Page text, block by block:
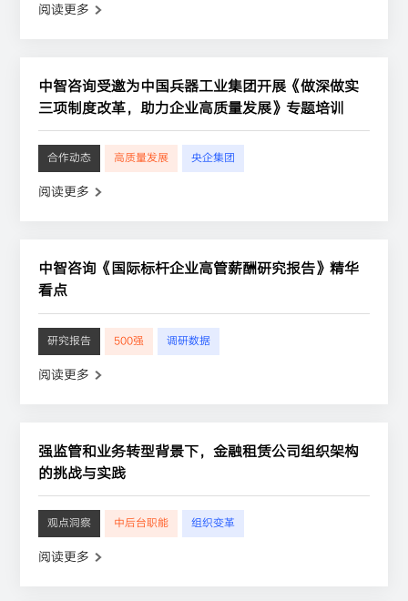
阅读更多
中智咨询受邀为中国兵器工业集团开展《做深做实
三项制度改革，助力企业高质量发展》专题培训
合作动态 高质量发展 央企集团
阅读更多
中智咨询《国际标杆企业高管薪酬研究报告》精华
看点
研究报告 500强 调研数据
阅读更多
强监管和业务转型背景下，金融租赁公司组织架构
的挑战与实践
观点洞察 中后台职能 组织变革
阅读更多